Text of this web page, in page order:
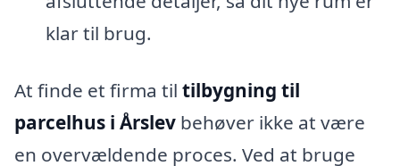
klar til brug.
At finde et firma til tilbygning til
parcelhus i Årslev behøver ikke at være
en overvældende proces. Ved at bruge